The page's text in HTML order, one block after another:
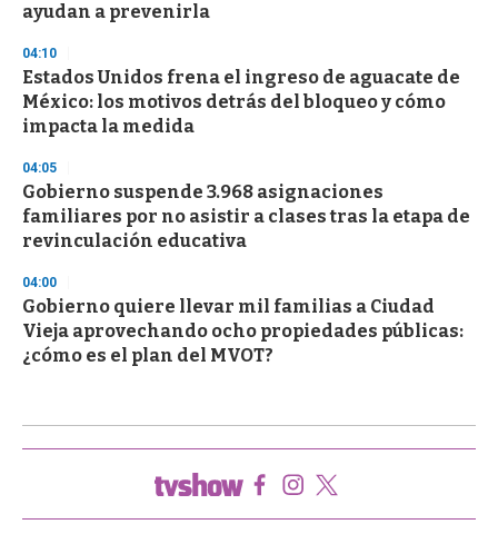
ayudan a prevenirla
04:10
Estados Unidos frena el ingreso de aguacate de
México: los motivos detrás del bloqueo y cómo
impacta la medida
04:05
Gobierno suspende 3.968 asignaciones
familiares por no asistir a clases tras la etapa de
revinculación educativa
04:00
Gobierno quiere llevar mil familias a Ciudad
Vieja aprovechando ocho propiedades públicas:
¿cómo es el plan del MVOT?